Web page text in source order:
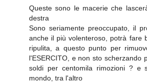
Queste sono le macerie che
destra
Sono seriamente preoccupato, il
anche il più volenteroso, potrà fare
ripulita, a questo punto per
l'ESERCITO, e non sto scherzando
soldi per centomila rimozioni ? e
mondo, tra l'altro